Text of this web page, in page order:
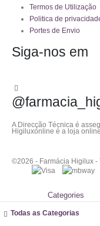
Termos de Utilização
Politica de
Portes de Envio
Siga-nos em
A Direcção Técnica é
Higiluxonline é a loja
©2026 - Farmácia Higilux -
Categories
Todas as Categorias